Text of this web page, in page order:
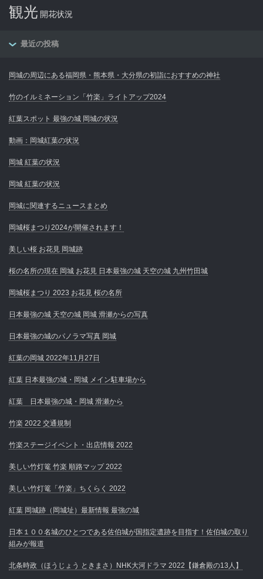
観光 開花状況
最近の投稿
岡城の周辺にある福岡県・熊本県・大分県の初詣におすすめの神社
竹のイルミネーション「竹楽」ライトアップ2024
紅葉スポット 最強の城 岡城の状況
動画：岡城紅葉の状況
岡城 紅葉の状況
岡城 紅葉の状況
岡城に関連するニュースまとめ
岡城桜まつり2024が開催されます！
美しい桜 お花見 岡城跡
桜の名所の現在 岡城 お花見 日本最強の城 天空の城 九州竹田城
岡城桜まつり 2023 お花見 桜の名所
日本最強の城 天空の城 岡城 滑瀬からの写真
日本最強の城のパノラマ写真 岡城
紅葉の岡城 2022年11月27日
紅葉 日本最強の城・岡城 メイン駐車場から
紅葉 日本最強の城・岡城 滑瀬から
竹楽 2022 交通規制
竹楽ステージイベント・出店情報 2022
美しい竹灯篭 竹楽 順路マップ 2022
美しい竹灯篭「竹楽」ちくらく 2022
紅葉 岡城跡（岡城址）最新情報 最強の城
日本１００名城のひとつである佐伯城が国指定遺跡を目指す！佐伯城の取り
組みが報道
北条時政（ほうじょう ときまさ）NHK大河ドラマ 2022【鎌倉殿の13人】